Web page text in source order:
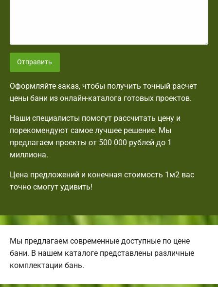
Отправить
Оформляйте заказ, чтобы получить точный расчет
цены бани из онлайн-каталога готовых проектов.
Наши специалисты помогут рассчитать цену и
порекомендуют самое лучшее решение. Мы
предлагаем проекты от 500 000 рублей до 1
миллиона.
Цена предложений и конечная стоимость 1м2 вас
точно смогут удивить!
Мы предлагаем современные доступные по цене
бани. В нашем каталоге представлены различные
комплектации бань.